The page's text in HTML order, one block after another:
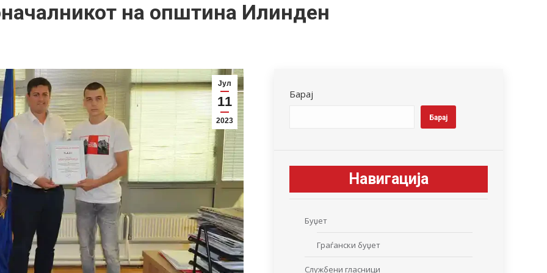
на општина Илинден
Јул
11
2023
Барај
Барај
Навигација
Буџет
Граѓански буџет
Службени гласници